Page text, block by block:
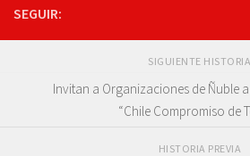
SEGUIR:
SIGUIENTE HISTORIA
Invitan a Organizaciones de Ñuble
“Chile Compromiso de
HISTORIA PREVIA